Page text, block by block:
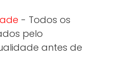
- Todos os
pelo
antes de